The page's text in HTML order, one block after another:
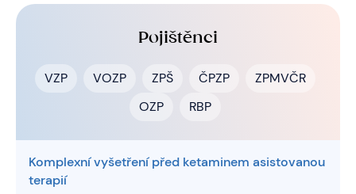
Pojištěnci
VZP VOZP ZPŠ ČPZP
ZPMVČR
OZP
RBP
Komplexní vyšetření před ketaminem asistovanou
terapií